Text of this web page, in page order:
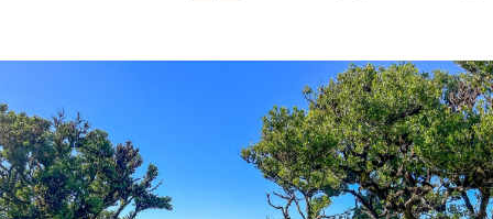
histórico, se ha convertido en una comunidad atractiva,
que muestra una combinación de herencia costera y vida
contemporánea.
Variedades de uva de la región vinícola
de Porto Moniz